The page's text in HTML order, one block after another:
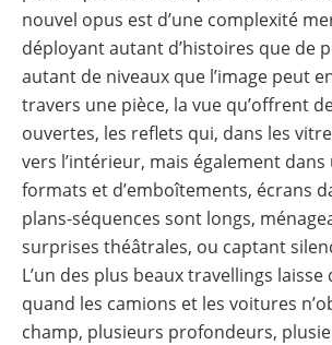
nouvel opus est d’une complexité
déployant autant d’histoires que de
autant de niveaux que l’image peut
travers une pièce, la vue qu’offrent
ouvertes, les reflets qui, dans les
vers l’intérieur, mais également dans
formats et d’emboîtements, écrans
plans-séquences sont longs,
surprises théâtrales, ou captant
L’un des plus beaux travellings
quand les camions et les voitures
champ, plusieurs profondeurs,